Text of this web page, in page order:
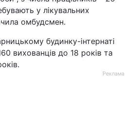
у лікувальних
омбудсмен.
будинку-інтернаті
вихованців до 18 років та
Реклама